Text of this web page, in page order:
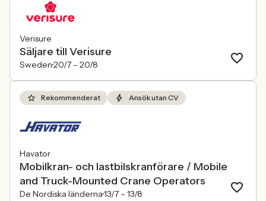
Verisure
Säljare till Verisure
Sweden20/7 – 20/8
Rekommenderat Ansök utan CV
Havator
Mobilkran- och lastbilskranförare / Mobile
and Truck-Mounted Crane Operators
De Nordiska länderna13/7 – 13/8